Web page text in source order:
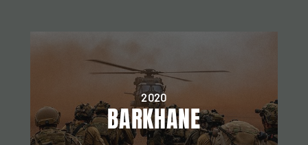
2020
BARKHANE